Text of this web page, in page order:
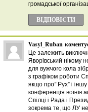
громадської
ВІДПОВІCТИ
Vasyl_Ruban
Це залежить
Яворівський нікому
для вужчого кола
з графіком роботи
якщо про” Рух” і
конференція воїнів
Спілці і Рада і
зокрема те, що ЛУ не